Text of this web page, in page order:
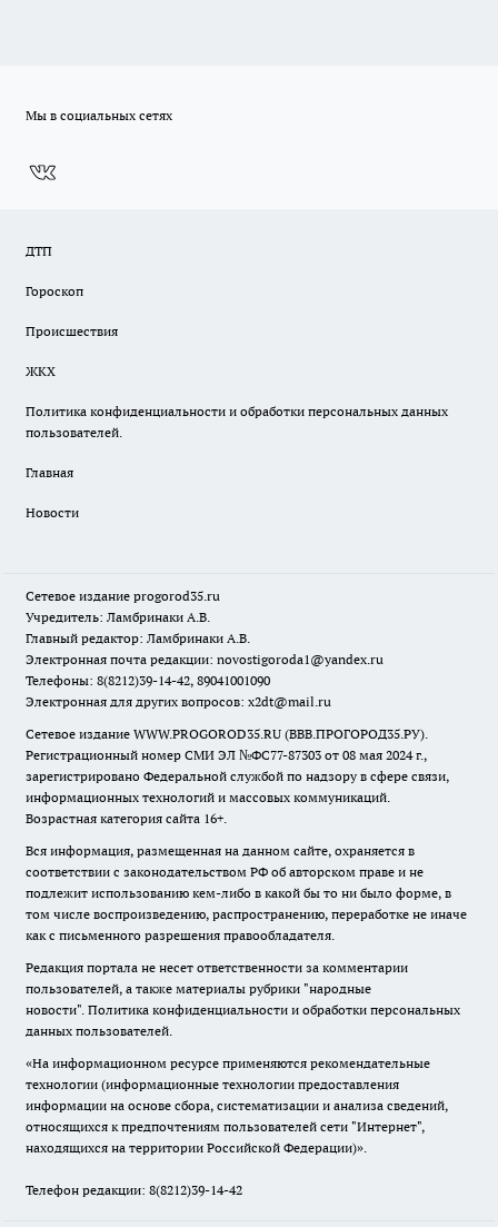
Мы в социальных сетях
ДТП
Гороскоп
Происшествия
ЖКХ
Политика конфиденциальности и обработки персональных данных
пользователей.
Главная
Новости
Сетевое издание progorod35.ru
Учредитель: Ламбринаки А.В.
Главный редактор: Ламбринаки А.В.
Электронная почта редакции: novostigoroda1@yandex.ru
Телефоны: 8(8212)39-14-42, 89041001090
Электронная для других вопросов: x2dt@mail.ru
Сетевое издание WWW.PROGOROD35.RU (ВВВ.ПРОГОРОД35.РУ).
Регистрационный номер СМИ ЭЛ №ФС77-87303 от 08 мая 2024 г.,
зарегистрировано Федеральной службой по надзору в сфере связи,
информационных технологий и массовых коммуникаций.
Возрастная категория сайта 16+.
Вся информация, размещенная на данном сайте, охраняется в
соответствии с законодательством РФ об авторском праве и не
подлежит использованию кем-либо в какой бы то ни было форме, в
том числе воспроизведению, распространению, переработке не иначе
как с письменного разрешения правообладателя.
Редакция портала не несет ответственности за комментарии
пользователей, а также материалы рубрики "народные
новости". Политика конфиденциальности и обработки персональных
данных пользователей.
«На информационном ресурсе применяются рекомендательные
технологии (информационные технологии предоставления
информации на основе сбора, систематизации и анализа сведений,
относящихся к предпочтениям пользователей сети "Интернет",
находящихся на территории Российской Федерации)».
Телефон редакции: 8(8212)39-14-42